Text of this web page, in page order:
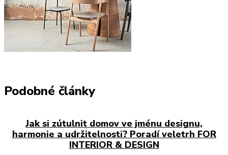
Podobné články
Jak si zútulnit domov ve jménu designu,
harmonie a udržitelnosti? Poradí veletrh FOR
INTERIOR & DESIGN